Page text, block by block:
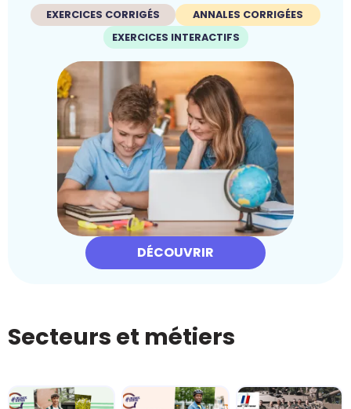
EXERCICES CORRIGÉS
ANNALES CORRIGÉES
EXERCICES INTERACTIFS
DÉCOUVRIR
Secteurs et métiers